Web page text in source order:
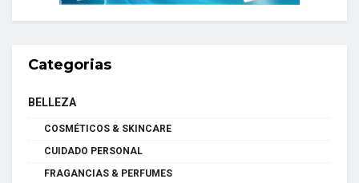
Categorias
BELLEZA
COSMÉTICOS & SKINCARE
CUIDADO PERSONAL
FRAGANCIAS & PERFUMES